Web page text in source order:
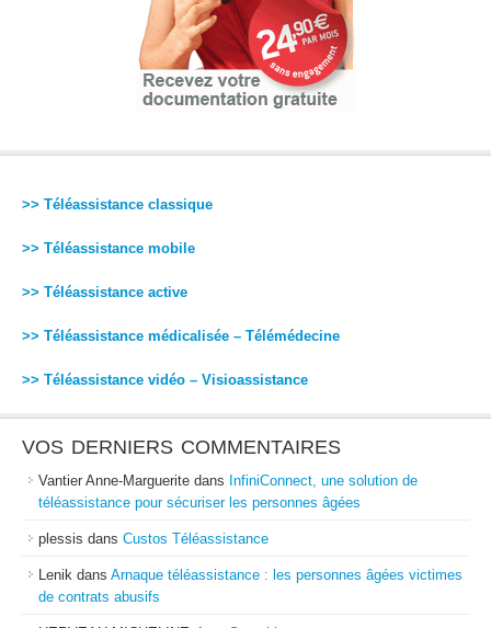
>> Téléassistance classique
>> Téléassistance mobile
>> Téléassistance active
>> Téléassistance médicalisée – Télémédecine
>> Téléassistance vidéo – Visioassistance
VOS DERNIERS COMMENTAIRES
Vantier Anne-Marguerite dans InfiniConnect, une solution de
téléassistance pour sécuriser les personnes âgées
plessis dans Custos Téléassistance
Lenik dans Arnaque téléassistance : les personnes âgées victimes
de contrats abusifs